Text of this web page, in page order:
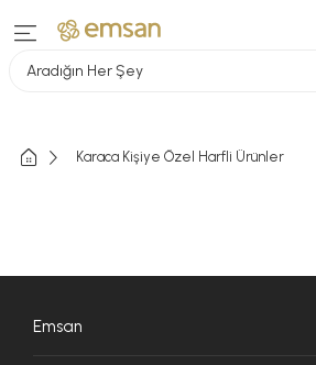
Aradığın Her Şey
Karaca Kişiye Özel Harfli Ürünler
Emsan